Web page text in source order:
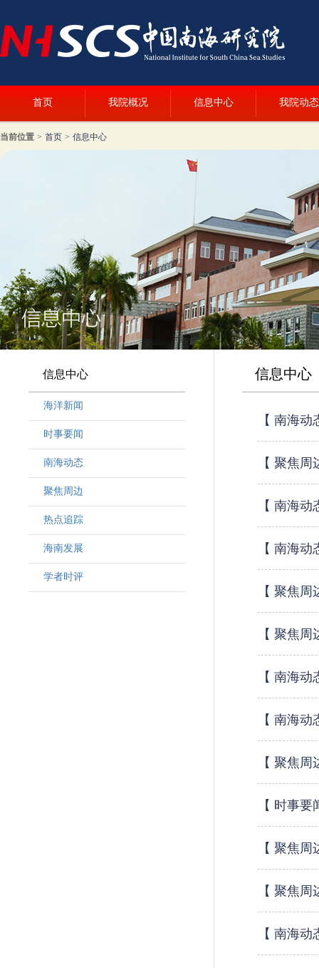
首页 我院概况 信息中心 我院动态
当前位置 > 首页 > 信息中心
信息中心
海洋新闻
时事要闻
南海动态
聚焦周边
热点追踪
海南发展
学者时评
信息中心
【 南海
【 聚焦
【 南海
【 南海
【 聚焦
【 聚焦
【 南海
【 南海
【 聚焦
【 时事
【 聚焦
【 聚焦
【 南海